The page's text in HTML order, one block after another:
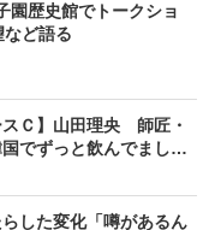
園歴史館でトークショ
ど語る
Ｃ】山田理央 師匠・
でずっと飲んでまし
した変化「噂があるん